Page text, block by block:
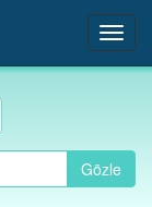
Gözle